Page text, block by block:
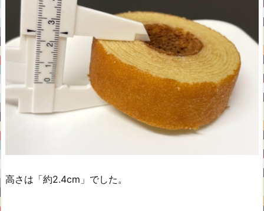
高さは「約2.4cm」でした。